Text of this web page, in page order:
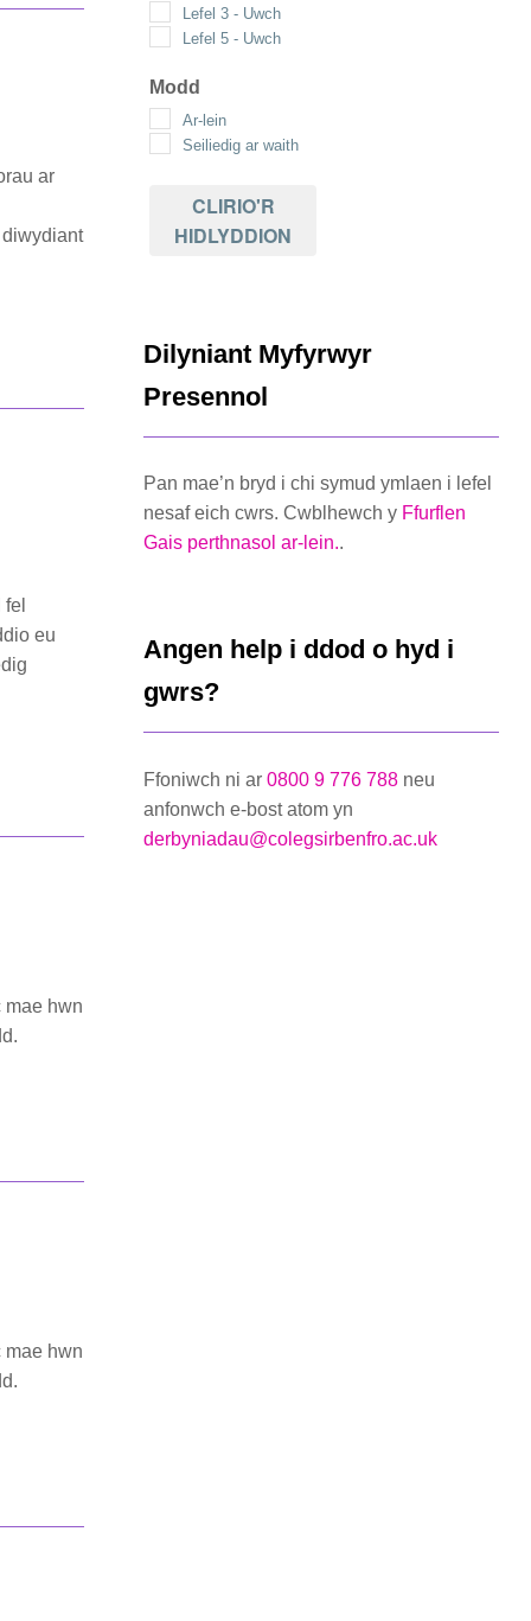
ar
eu
mae hwn
mae hwn
Lefel 3 - Uwch
Lefel 5 - Uwch
Modd
Ar-lein
Seiliedig ar waith
CLIRIO'R
HIDLYDDION
Dilyniant Myfyrwyr
Presennol
Pan mae’n bryd i chi symud ymlaen i lefel
nesaf eich cwrs. Cwblhewch y Ffurflen
Gais perthnasol ar-lein..
Angen help i ddod o hyd i
gwrs?
Ffoniwch ni ar 0800 9 776 788 neu
anfonwch e-bost atom yn
derbyniadau@colegsirbenfro.ac.uk